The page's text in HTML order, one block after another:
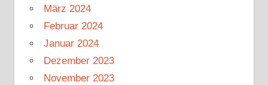
März 2024
Februar 2024
Januar 2024
Dezember 2023
November 2023